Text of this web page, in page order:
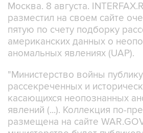
Москва. 8 августа.
разместил на своем сайте
пятую по счету подборку
американских данных о
аномальных явлениях (UAP).
"Министерство войны
рассекреченных и
касающихся неопознанных
явлений (...). Коллекция по-
размещена на сайте